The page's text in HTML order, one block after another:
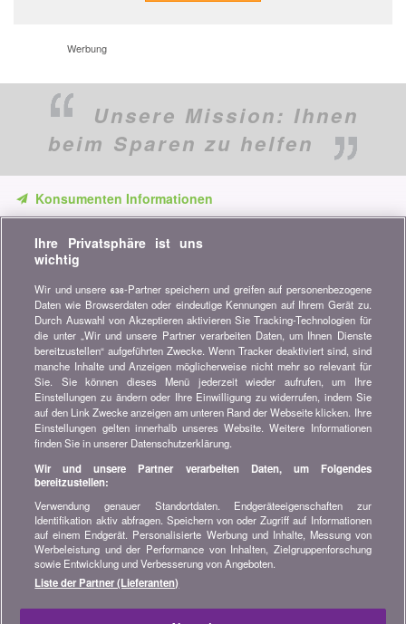
Werbung
Unsere Mission: Ihnen
beim Sparen zu helfen
Konsumenten Informationen
unsere Vergleiche, Ratschläge und Tipps in den Bereichen
Versicherung, Finanzen, Konsumgüter und vieles mehr...
Newsletter bestellen
Treten Sie unserer Community bei
Bleiben Sie auf dem neuesten Stand, finden Sie alle Ratschläge
und Tipps zum Sparen auf:
Wissenswertes über bonus.ch
Wer ist bonus.ch? Wie funktionieren die Vergleiche?
Presseanfragen, Partnerschaften, Werbung...
Alle Informationen über bonus.ch
Ihre Privatsphäre ist uns
wichtig
Wir und unsere 638-Partner speichern und greifen auf personenbezogene
Daten wie Browserdaten oder eindeutige Kennungen auf Ihrem Gerät zu.
Durch Auswahl von Akzeptieren aktivieren Sie Tracking-Technologien für
die unter „Wir und unsere Partner verarbeiten Daten, um Ihnen Dienste
bereitzustellen“ aufgeführten Zwecke. Wenn Tracker deaktiviert sind, sind
manche Inhalte und Anzeigen möglicherweise nicht mehr so relevant für
Sie. Sie können dieses Menü jederzeit wieder aufrufen, um Ihre
Einstellungen zu ändern oder Ihre Einwilligung zu widerrufen, indem Sie
auf den Link Zwecke anzeigen am unteren Rand der Webseite klicken. Ihre
Einstellungen gelten innerhalb unseres Website. Weitere Informationen
finden Sie in unserer Datenschutzerklärung.
Wir und unsere Partner verarbeiten Daten, um Folgendes
bereitzustellen:
Verwendung genauer Standortdaten. Endgeräteeigenschaften zur
Identifikation aktiv abfragen. Speichern von oder Zugriff auf Informationen
auf einem Endgerät. Personalisierte Werbung und Inhalte, Messung von
Werbeleistung und der Performance von Inhalten, Zielgruppenforschung
sowie Entwicklung und Verbesserung von Angeboten.
Liste der Partner (Lieferanten)